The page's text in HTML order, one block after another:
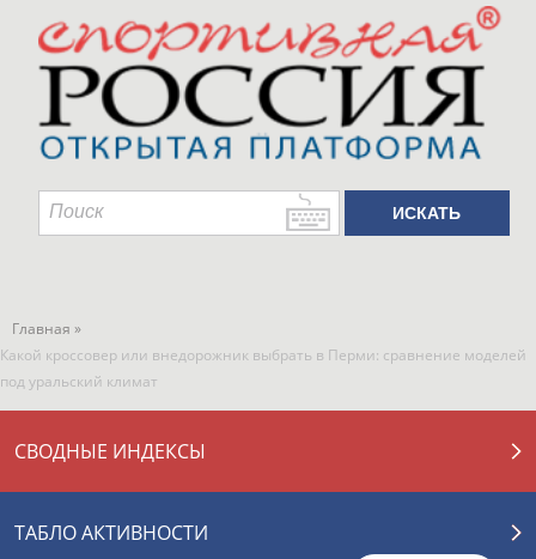
Главная »
Какой кроссовер или внедорожник выбрать в Перми: сравнение моделей
под уральский климат
СВОДНЫЕ ИНДЕКСЫ
ТАБЛО АКТИВНОСТИ